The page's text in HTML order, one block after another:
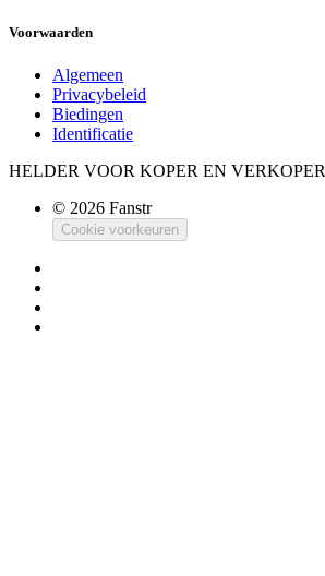
Voorwaarden
Algemeen
Privacybeleid
Biedingen
Identificatie
HELDER VOOR KOPER EN VERKOPER
© 2026 Fanstr
Cookie voorkeuren